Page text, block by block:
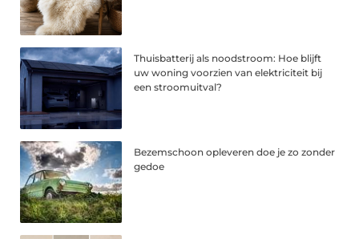
Thuisbatterij als noodstroom: Hoe blijft
uw woning voorzien van elektriciteit bij
een stroomuitval?
Bezemschoon opleveren doe je zo zonder
gedoe